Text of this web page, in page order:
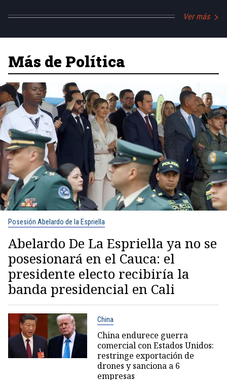
Ver más
Más de Política
Posesión Abelardo de la Espriella
Abelardo De La Espriella ya no se
posesionará en el Cauca: el
presidente electo recibiría la
banda presidencial en Cali
China
China endurece guerra
comercial con Estados Unidos:
restringe exportación de
drones y sanciona a 6
empresas